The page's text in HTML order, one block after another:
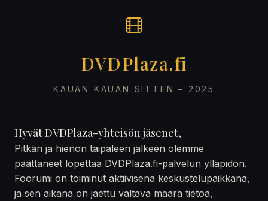
DVDPlaza.fi
KAUAN KAUAN SITTEN – 2025
Hyvät DVDPlaza-yhteisön jäsenet,
Pitkän ja hienon taipaleen jälkeen olemme
päättäneet lopettaa DVDPlaza.fi-palvelun ylläpidon.
Foorumi on toiminut aktiivisena keskustelupaikkana,
ja sen aikana on jaettu valtava määrä tietoa,